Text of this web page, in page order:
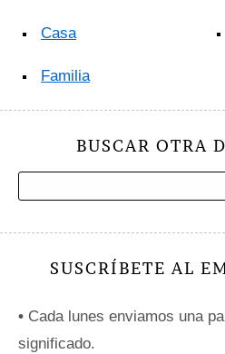
Casa
Familia
BUSCAR OTRA
SUSCRÍBETE AL
• Cada lunes enviamos una
significado.